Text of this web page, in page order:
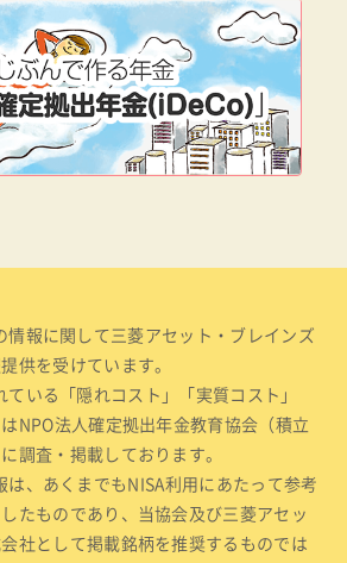
情報に関して三菱アセット・ブレインズ
供を受けています。
ている「隠れコスト」「実質コスト」
はNPO法人確定拠出年金教育協会（積立
調査・掲載しております。
は、あくまでもNISA利用にあたって参考
たものであり、当協会及び三菱アセッ
社として掲載銘柄を推奨するものでは